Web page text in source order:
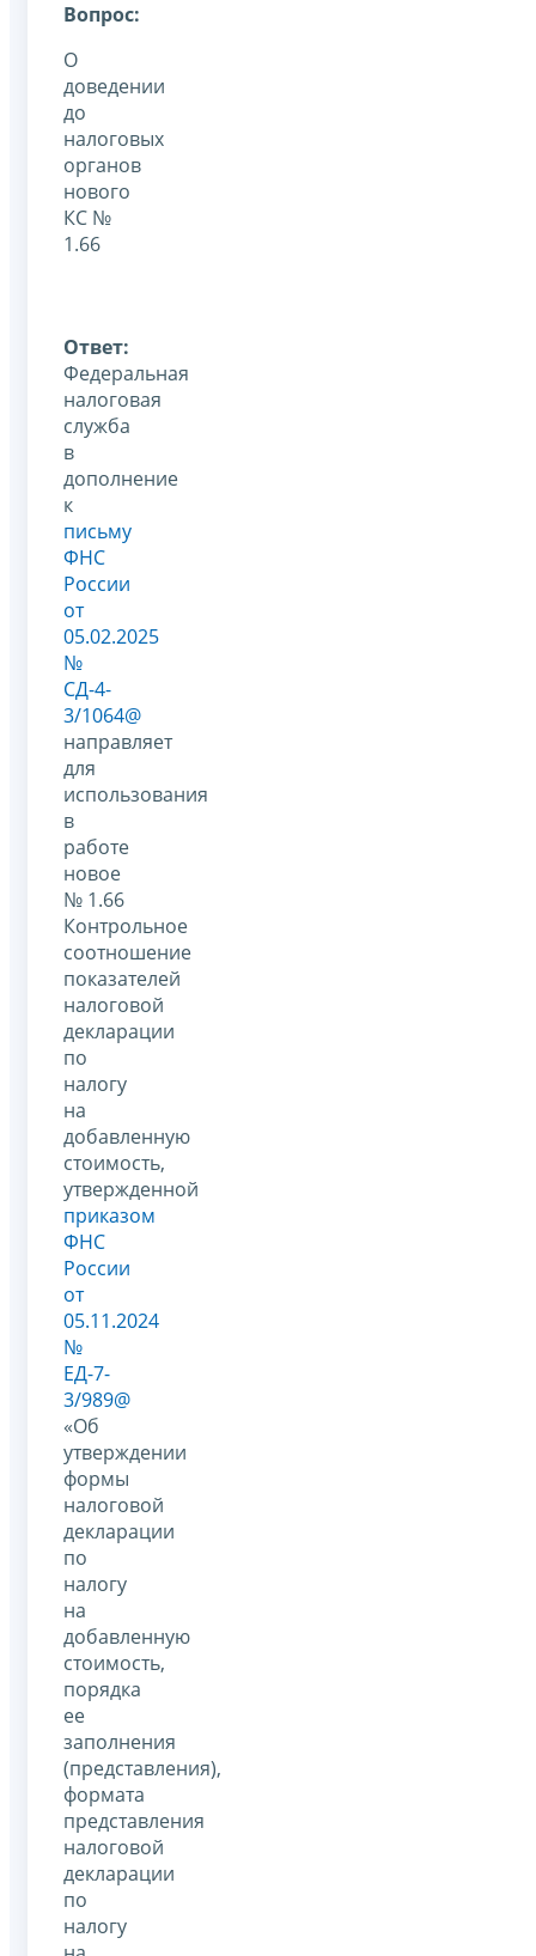
Вопрос:
О
доведении
до
налоговых
органов
нового
КС №
1.66
Ответ:
Федеральная
налоговая
служба
в
дополнение
к
письму
ФНС
России
от
05.02.2025
№
СД-4-
3/1064@
направляет
для
использования
в
работе
новое
№ 1.66
Контрольное
соотношение
показателей
налоговой
декларации
по
налогу
на
добавленную
стоимость,
утвержденной
приказом
ФНС
России
от
05.11.2024
№
ЕД-7-
3/989@
«Об
утверждении
формы
налоговой
декларации
по
налогу
на
добавленную
стоимость,
порядка
ее
заполнения
(представления),
формата
представления
налоговой
декларации
по
налогу